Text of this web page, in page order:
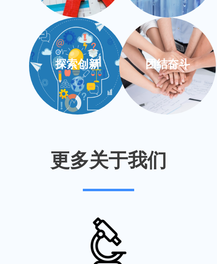
探索创新 团结奋斗
更多关于我们